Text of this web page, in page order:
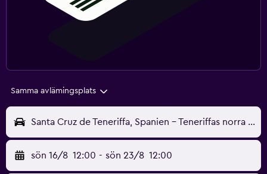
Samma avlämingsplats
Santa Cruz de Teneriffa, Spanien - Teneriffas norra (TFN)
sön 16/8 12:00 - sön 23/8 12:00